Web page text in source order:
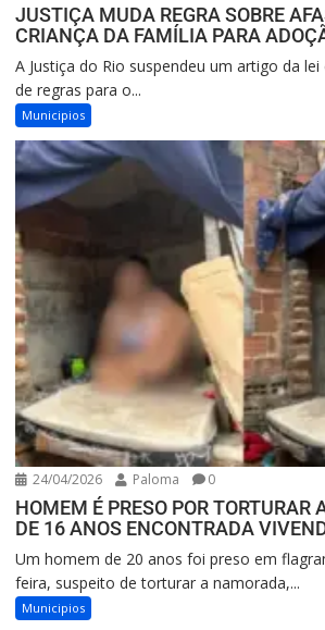
JUSTIÇA MUDA REGRA SOBRE
CRIANÇA DA FAMÍLIA PARA
A Justiça do Rio suspendeu um artigo da
de regras para o...
Municipios
24/04/2026 Paloma 0
HOMEM É PRESO POR TORTURAR
DE 16 ANOS ENCONTRADA
Um homem de 20 anos foi preso em
feira, suspeito de torturar a namorada,...
Municipios